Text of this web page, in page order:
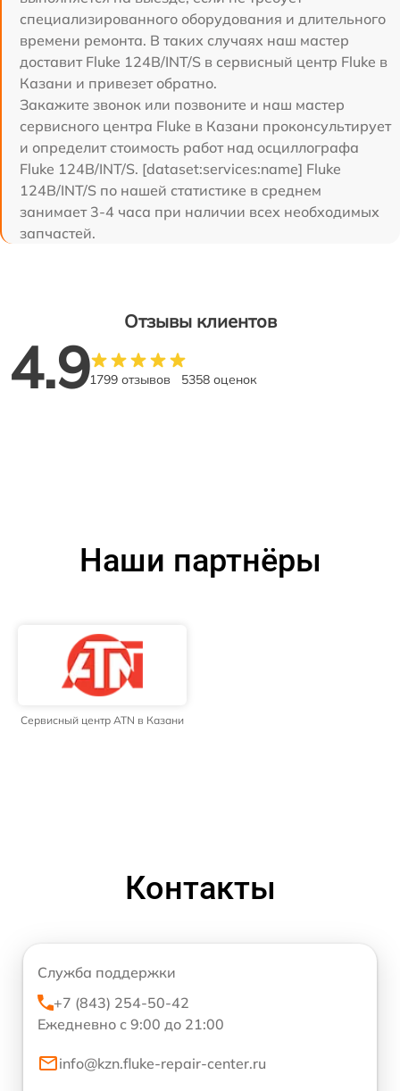
специализированного оборудования и длительного
времени ремонта. В таких случаях наш мастер
доставит Fluke 124B/INT/S в сервисный центр Fluke в
Казани и привезет обратно.
Закажите звонок или позвоните и наш мастер
сервисного центра Fluke в Казани проконсультирует
и определит стоимость работ над осциллографа
Fluke 124B/INT/S. [dataset:services:name] Fluke
124B/INT/S по нашей статистике в среднем
занимает 3-4 часа при наличии всех необходимых
запчастей.
Отзывы клиентов
4.91799 отзывов 5358 оценок
Наши партнёры
Сервисный центр ATN в Казани
Контакты
Служба поддержки
+7 (843) 254-50-42
Ежедневно с 9:00 до 21:00
info@kzn.fluke-repair-center.ru